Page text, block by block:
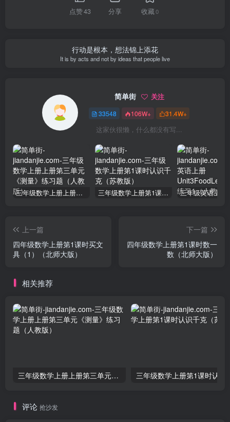
点赞43 分享 收藏0
行动是根本，想法锦上添花
It is by acts and not by ideas that people live
简单街 关注
33548 106W+ 31.4W+
这家伙很懒，什么都没有写...
三年级数学上册上册第三单元《测量》练习题（人教版） 三年级数学上册第1课时认识千克（苏教版）
上一篇
四年级数学上册第1课时买文
具（1）（北师大版）
下一篇
四年级数学上册第1课时数一
数（北师大版）
相关推荐
三年级数学上册上册第三单元《测量》练习题（人教版）
评论 抢沙发